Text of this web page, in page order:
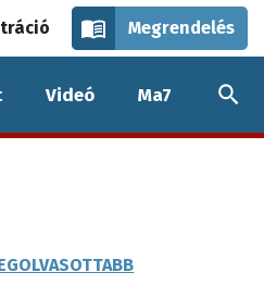
Megrendelés
Videó Ma7